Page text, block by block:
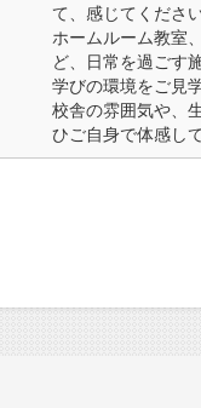
て、感じてくださ
ホームルーム教室
ど、日常を過ごす
学びの環境をご見
校舎の雰囲気や、
ひご自身で体感し